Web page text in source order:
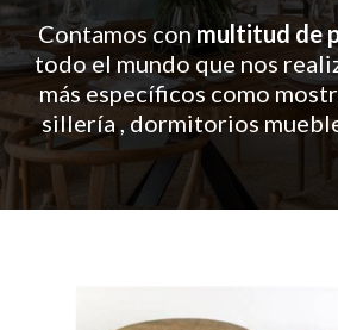
Contamos conmultitud de
todo el mundo que nos
más específicos como
sillería , dormitorios